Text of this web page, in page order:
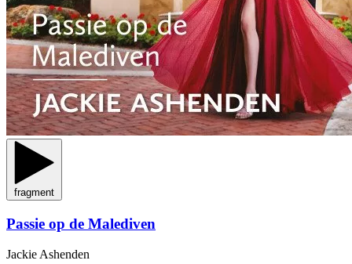
fragment
Passie op de Malediven
Jackie Ashenden